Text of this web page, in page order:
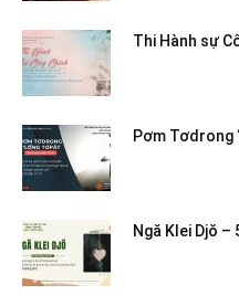
Thi Hành sự
Pơm Tơdrong
Ngă Klei Djŏ